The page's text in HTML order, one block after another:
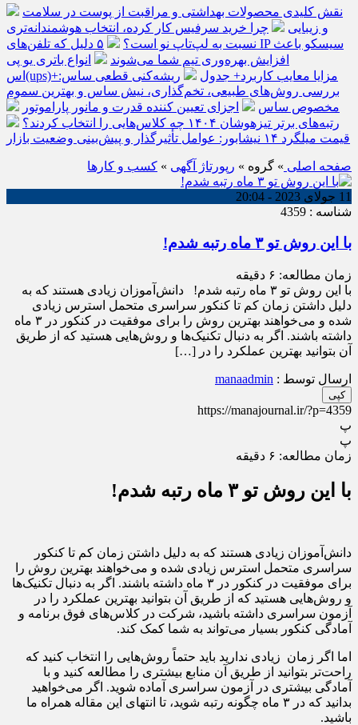
نقش کلیدی محصولات بهداشتی و مراقبت از پوست در سلامت
و زیبایی
چرا خرید سرفیس کار کرده، انتخاب هوشمندانه‌تری
نسبت به لپ‌تاپ نو است؟
۵ دلیل که تلفن‌های IP سیسکو باعث
افزایش بهره‌وری تیم شما می‌شوند
انواع باتری یو پی
اس(ups)+مزایا معایب کاربرد+ جدول
ریشه‌کنی قطعی ساس:
بررسی روش‌های طبیعی، تخم‌گذاری، نیش ساس و بهترین سموم
مخصوص ساس
اجزای تعیین کننده قدرت و مانور پاراموتور
رتبه‌های برتر تیزهوشان ۱۴۰۴ چه کلاس‌هایی را انتخاب کردند؟
قیمت میلگرد ۱۴ نیشابور: عوامل تأثیرگذار و پیش‌بینی وضعیت بازار
صفحه اصلی » گروه » رپورتاژ آگهی » کسب و کارها
11 جولای 2023 - 20:04
شناسه : 4359
با این روش تو ۳ ماه رتبه شدم!
زمان مطالعه: ۶ دقیقه
با این روش تو ۳ ماه رتبه شدم! دانش‌آموزان زیادی هستند که به
دلیل داشتن زمان کم تا کنکور سراسری متحمل استرس زیادی
شده و می‌خواهند بهترین روش را برای موفقیت در کنکور در ۳ ماه
داشته باشند. اگر به دنبال تکنیک‌ها و روش‌هایی هستید که از طریق
آن بتوانید بهترین عملکرد را در […]
ارسال توسط : manaadmin
کپی
https://manajournal.ir/?p=4359
پ
پ
زمان مطالعه: ۶ دقیقه
با این روش تو ۳ ماه رتبه شدم!
دانش‌آموزان زیادی هستند که به دلیل داشتن زمان کم تا کنکور
سراسری متحمل استرس زیادی شده و می‌خواهند بهترین روش را
برای موفقیت در کنکور در ۳ ماه داشته باشند. اگر به دنبال تکنیک‌ها
و روش‌هایی هستید که از طریق آن بتوانید بهترین عملکرد را در
آزمون سراسری داشته باشید، شرکت در کلاس‌های فوق برنامه و
آمادگی کنکور بسیار می‌تواند به شما کمک کند.
اما اگر زمان زیادی ندارید باید حتماً روش‌هایی را انتخاب کنید که
راحت‌تر بتوانید از طریق آن منابع بیشتری را مطالعه کنید و با
آمادگی بیشتری در آزمون سراسری آماده شوید. اگر می‌خواهید
بدانید که در ۳ ماه چگونه رتبه شوید، تا انتهای این مقاله همراه ما
باشید.